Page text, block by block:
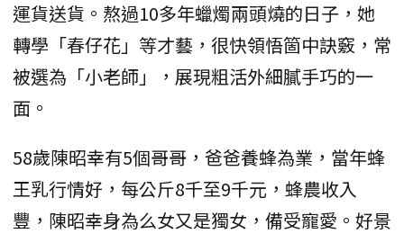
運貨送貨。熬過10多年蠟燭兩頭燒的日子，她
轉學「春仔花」等才藝，很快領悟箇中訣竅，常
被選為「小老師」，展現粗活外細膩手巧的一
面。
58歲陳昭幸有5個哥哥，爸爸養蜂為業，當年蜂
王乳行情好，每公斤8千至9千元，蜂農收入
豐，陳昭幸身為么女又是獨女，備受寵愛。好景